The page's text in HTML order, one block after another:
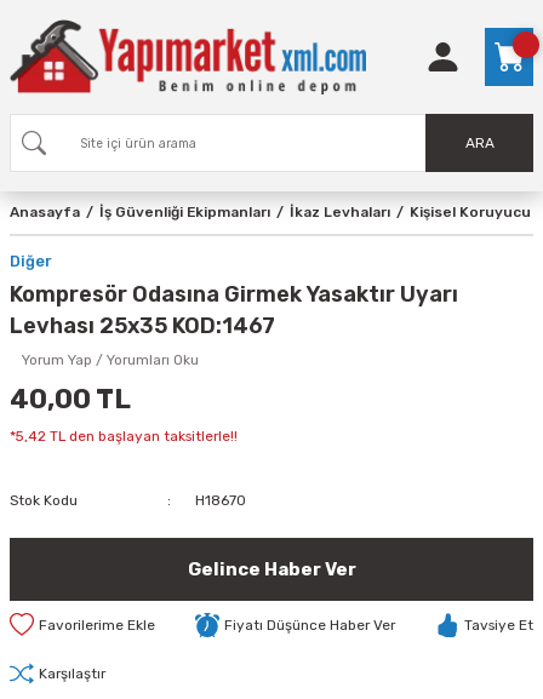
ARA
Anasayfa İş Güvenliği Ekipmanları İkaz Levhaları Kişisel Koruyucu
Diğer
Kompresör Odasına Girmek Yasaktır Uyarı
Levhası 25x35 KOD:1467
Yorum Yap / Yorumları Oku
40,00 TL
*5,42 TL den başlayan taksitlerle!!
Stok Kodu H18670
Gelince Haber Ver
Fiyatı Düşünce Haber Ver Tavsiye Et
Karşılaştır